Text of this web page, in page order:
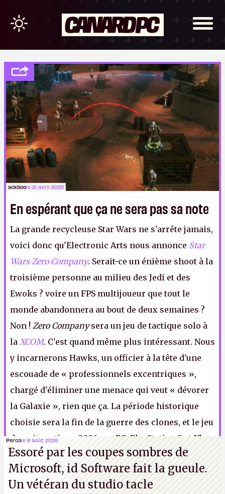
ackboole 21 avril 2025
En espérant que ça ne sera pas sa note
La grande recycleuse Star Wars ne s'arrête jamais,
voici donc qu'Electronic Arts nous annonce Star
Wars Zero Company. Serait-ce un énième shoot à la
troisième personne au milieu des Jedi et des
Ewoks ? voire un FPS multijoueur que tout le
monde abandonnera au bout de deux semaines ?
Non ! Zero Companysera un jeu de tactique solo à
la XCOM. C'est quand même plus intéressant. Nous
y incarnerons Hawks, un officier à la tête d'une
escouade de « professionnels excentriques »,
chargé d'éliminer une menace qui veut « dévorer
la Galaxie », rien que ça. La période historique
choisie sera la fin de la guerre des clones, et le jeu
devrait sortir en 2026 sur PC, PlayStation 5 et Xbox
Series X/S.A.
Percole 8 août 2026
Essoré par les coupes sombres de
Microsoft, id Software fait la gueule.
Un vétéran du studiotacle